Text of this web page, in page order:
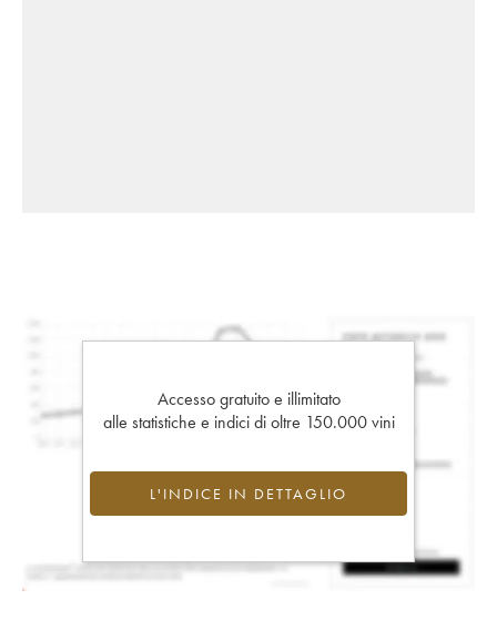
Accesso gratuito e illimitato
alle statistiche e indici di oltre 150.000 vini
L'INDICE IN DETTAGLIO